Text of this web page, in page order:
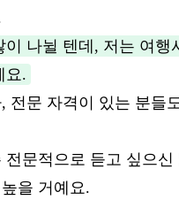
이 나뉠 텐데, 저는 여행
요.
전문 자격이 있는 분들
전문적으로 듣고 싶으신
을 거예요.